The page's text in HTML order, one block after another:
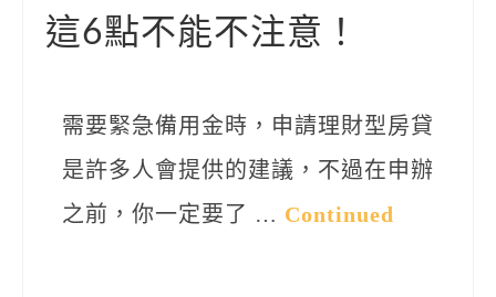
這6點不能不注意！
需要緊急備用金時，申請理財型房貸
是許多人會提供的建議，不過在申辦
之前，你一定要了 … Continued